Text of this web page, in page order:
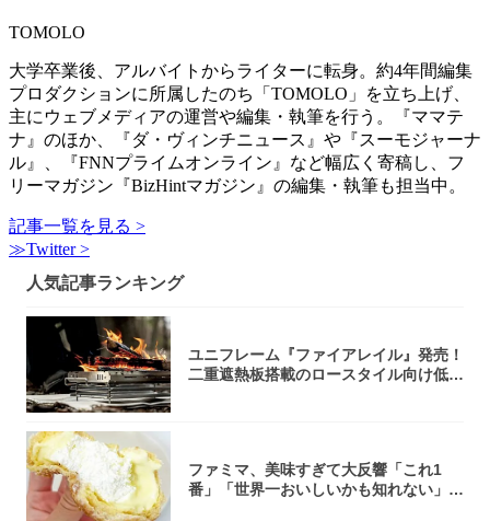
TOMOLO
大学卒業後、アルバイトからライターに転身。約4年間編集
プロダクションに所属したのち「TOMOLO」を立ち上げ、
主にウェブメディアの運営や編集・執筆を行う。『ママテ
ナ』のほか、『ダ・ヴィンチニュース』や『スーモジャーナ
ル』、『FNNプライムオンライン』など幅広く寄稿し、フ
リーマガジン『BizHintマガジン』の編集・執筆も担当中。
記事一覧を見る >
≫Twitter >
人気記事ランキング
ユニフレーム『ファイアレイル』発売！
二重遮熱板搭載のロースタイル向け低型
ファミマ、美味すぎて大反響「これ1
番」「世界一おいしいかも知れない」